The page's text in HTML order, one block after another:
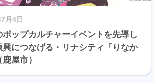
月4日
ポップカルチャーイベントを先導し
興につなげる・リナシティ『りなか
屋市）